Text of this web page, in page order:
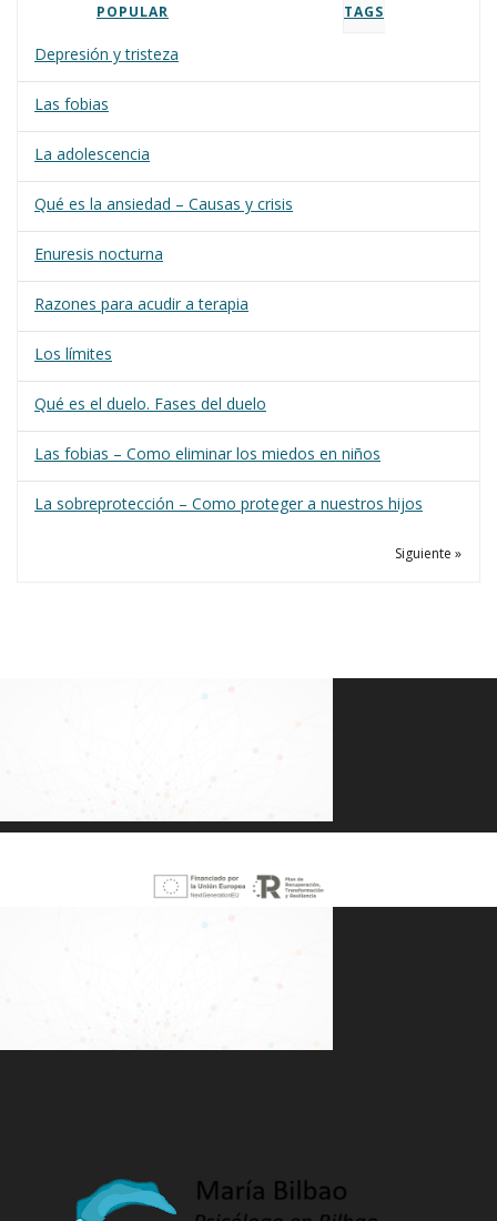
POPULAR TAGS
Depresión y tristeza
Las fobias
La adolescencia
Qué es la ansiedad – Causas y crisis
Enuresis nocturna
Razones para acudir a terapia
Los límites
Qué es el duelo. Fases del duelo
Las fobias – Como eliminar los miedos en niños
La sobreprotección – Como proteger a nuestros hijos
Siguiente »